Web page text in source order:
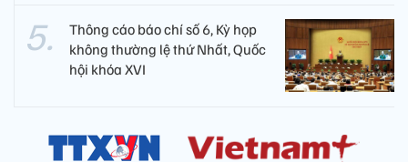
Thông cáo báo chí số 6, Kỳ họp
không thường lệ thứ Nhất, Quốc
hội khóa XVI